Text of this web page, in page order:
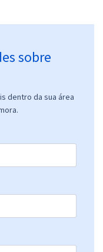
sobre
dentro da sua área